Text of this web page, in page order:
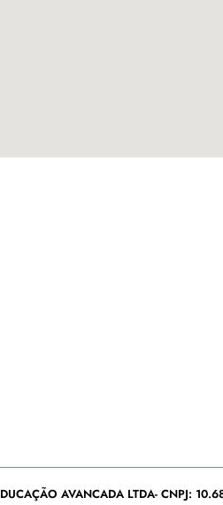
AVANCADA LTDA- CNPJ: